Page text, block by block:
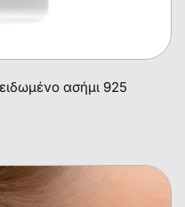
ασήμι 925